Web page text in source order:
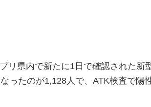
リ県内で新たに1日で確認された新
ったのが1,128人で、ATK検査で陽